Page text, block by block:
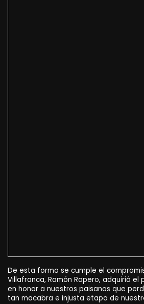
De esta forma se cumple el
Villafranca, Ramón Ropero, adquirió el
en honor a nuestros paisanos que
tan macabra e injusta etapa de